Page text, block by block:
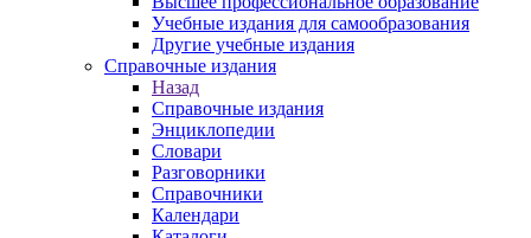
Учебные издания для самообразования
Другие учебные издания
Справочные издания
Назад
Справочные издания
Энциклопедии
Словари
Разговорники
Справочники
Календари